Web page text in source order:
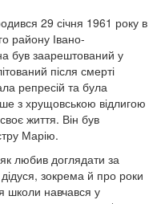
29 січня 1961 року в
району Івано-
був заарештований у
після смерті
репресій та була
з хрущовською відлигою
життя. Він був
Марію.
любив доглядати за
зокрема й про роки
школи навчався у